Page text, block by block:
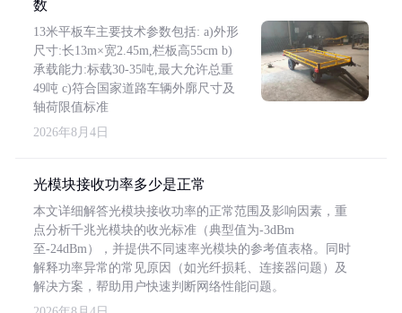
数
13米平板车主要技术参数包括: a)外形
尺寸:长13m×宽2.45m,栏板高55cm b)
承载能力:标载30-35吨,最大允许总重
49吨 c)符合国家道路车辆外廓尺寸及
轴荷限值标准
2026年8月4日
光模块接收功率多少是正常
本文详细解答光模块接收功率的正常范围及影响因素，重
点分析千兆光模块的收光标准（典型值为-3dBm
至-24dBm），并提供不同速率光模块的参考值表格。同时
解释功率异常的常见原因（如光纤损耗、连接器问题）及
解决方案，帮助用户快速判断网络性能问题。